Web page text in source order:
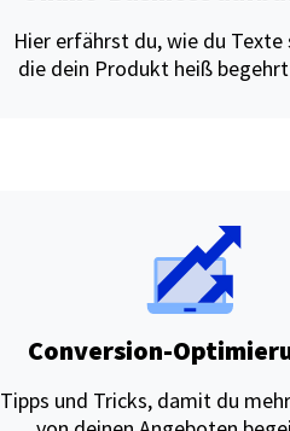
Hier erfährst du, wie du Texte
die dein Produkt heiß
Conversion-
Tipps und Tricks, damit du